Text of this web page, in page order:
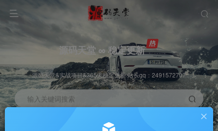
源码天堂 ∞ 稳定更新
源码天堂&实战项目&365天稳定更新 站长qq：2491572707
输入关键词搜索